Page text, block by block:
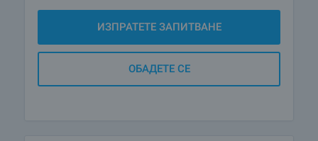
ИЗПРАТЕТЕ ЗАПИТВАНЕ
ОБАДЕТЕ СЕ